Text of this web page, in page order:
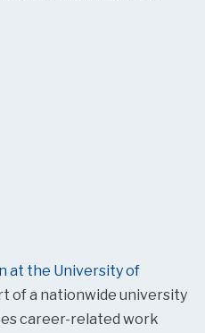
at the University of
of a nationwide university
career-related work